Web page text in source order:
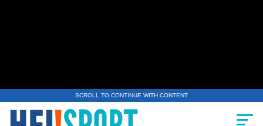
SCROLL TO CONTINUE WITH CONTENT